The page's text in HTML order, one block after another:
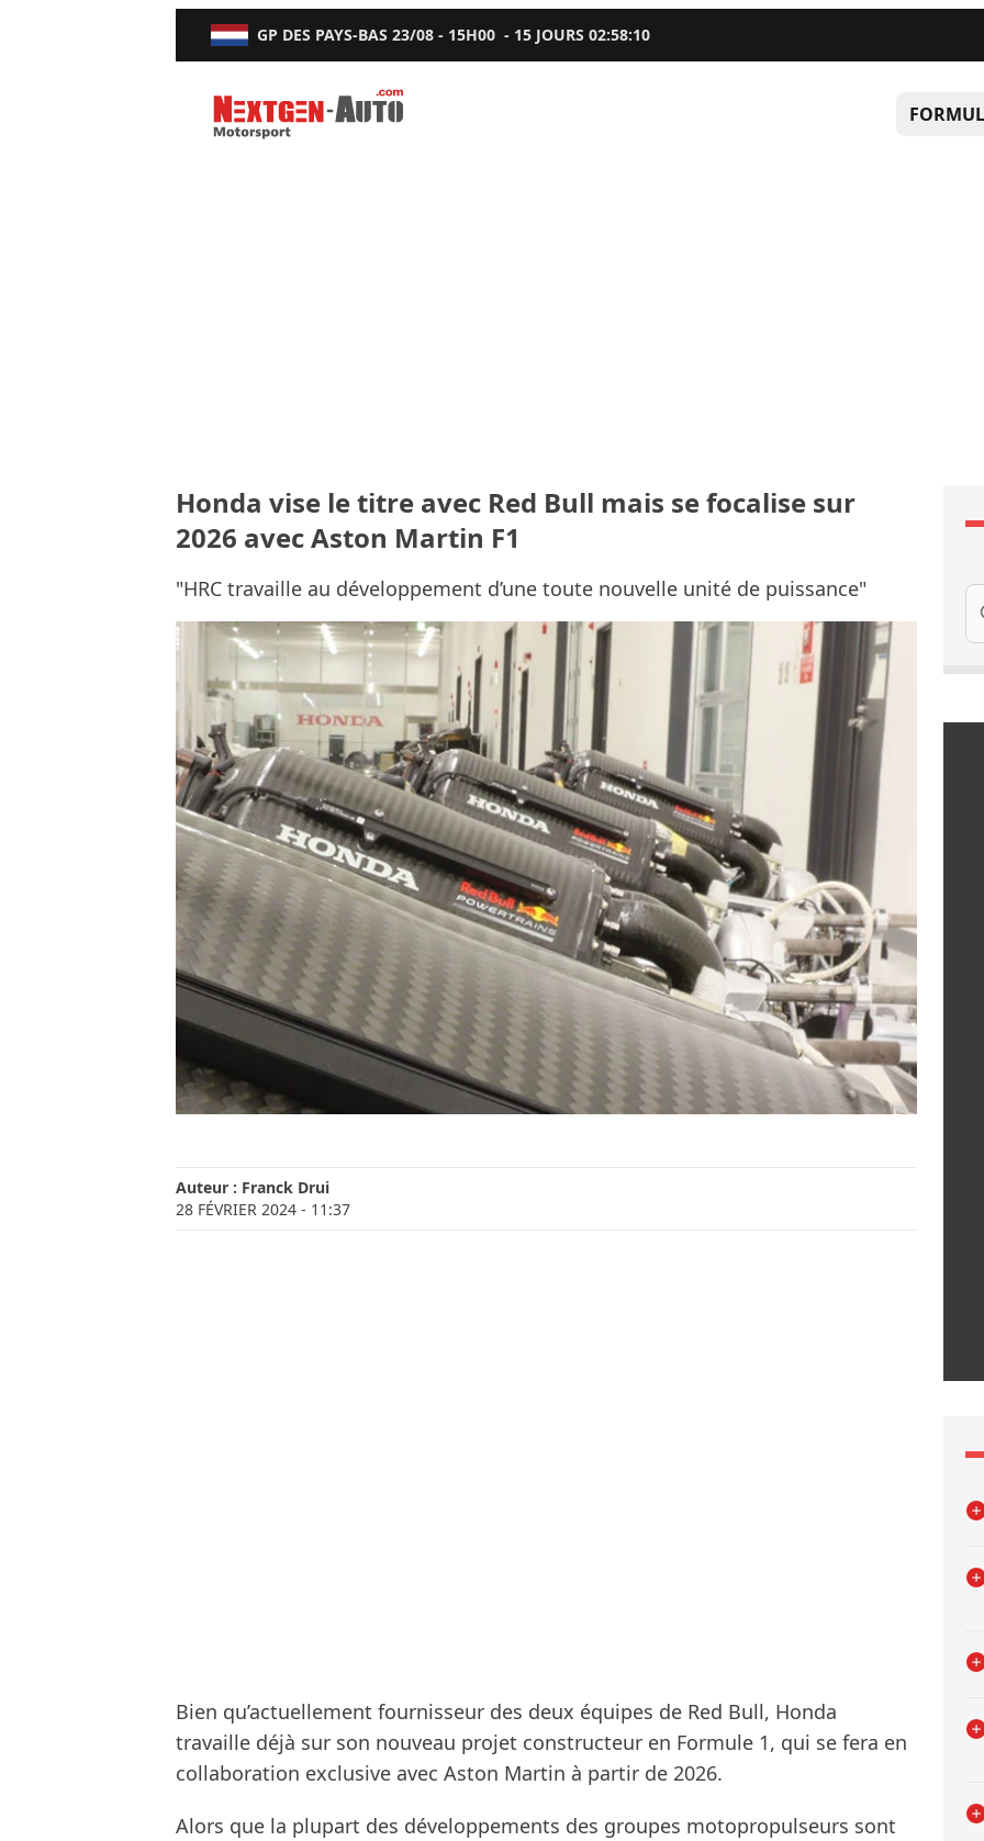
GP DES PAYS-BAS 23/08 - 15H00 - 15 JOURS02:58:09
Nextgen-Auto.com
Honda vise le titre avec Red Bull mais se focalise sur
2026 avec Aston Martin F1
"HRC travaille au développement d’une toute nouvelle unité de puissance"
Auteur : Franck Drui
28 FÉVRIER 2024 - 11:37
Bien qu’actuellement fournisseur des deux équipes de Red Bull, Honda
travaille déjà sur son nouveau projet constructeur en Formule 1, qui se fera en
collaboration exclusive avec Aston Martin à partir de 2026.
Alors que la plupart des développements des groupes motopropulseurs sont